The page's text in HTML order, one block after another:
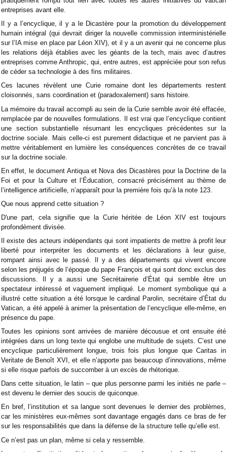
entreprises avant elle.
Il y a l’encyclique, il y a le Dicastère pour la promotion du développement
humain intégral (qui devrait diriger la nouvelle commission interministérielle
sur l’IA mise en place par Léon XIV), et il y a un avenir qui ne concerne plus
les relations déjà établies avec les géants de la tech, mais avec d’autres
entreprises comme Anthropic, qui, entre autres, est appréciée pour son refus
de céder sa technologie à des fins militaires.
Ces lacunes révèlent une Curie romaine dont les départements restent
cloisonnés, sans coordination et (paradoxalement) sans histoire.
La mémoire du travail accompli au sein de la Curie semble avoir été effacée,
remplacée par de nouvelles formulations. Il est vrai que l’encyclique contient
une section substantielle résumant les encycliques précédentes sur la
doctrine sociale. Mais celle-ci est purement didactique et ne parvient pas à
mettre véritablement en lumière les conséquences concrètes de ce travail
sur la doctrine sociale.
En effet, le document Antiqua et Nova des Dicastères pour la Doctrine de la
Foi et pour la Culture et l’Éducation, consacré précisément au thème de
l’intelligence artificielle, n’apparaît pour la première fois qu’à la note 123.
Que nous apprend cette situation ?
D'une part, cela signifie que la Curie héritée de Léon XIV est toujours
profondément divisée.
Il existe des acteurs indépendants qui sont impatients de mettre à profit leur
liberté pour interpréter les documents et les déclarations à leur guise,
rompant ainsi avec le passé. Il y a des départements qui vivent encore
selon les préjugés de l’époque du pape François et qui sont donc exclus des
discussions. Il y a aussi une Secrétairerie d’État qui semble être un
spectateur intéressé et vaguement impliqué. Le moment symbolique qui a
illustré cette situation a été lorsque le cardinal Parolin, secrétaire d’État du
Vatican, a été appelé à animer la présentation de l’encyclique elle-même, en
présence du pape.
Toutes les opinions sont arrivées de manière décousue et ont ensuite été
intégrées dans un long texte qui englobe une multitude de sujets. C’est une
encyclique particulièrement longue, trois fois plus longue que Caritas in
Veritate de Benoît XVI, et elle n’apporte pas beaucoup d’innovations, même
si elle risque parfois de succomber à un excès de rhétorique.
Dans cette situation, le latin – que plus personne parmi les initiés ne parle –
est devenu le dernier des soucis de quiconque.
En bref, l’institution et sa langue sont devenues le dernier des problèmes,
car les ministères eux-mêmes sont davantage engagés dans ce bras de fer
sur les responsabilités que dans la défense de la structure telle qu’elle est.
Ce n’est pas un plan, même si cela y ressemble.